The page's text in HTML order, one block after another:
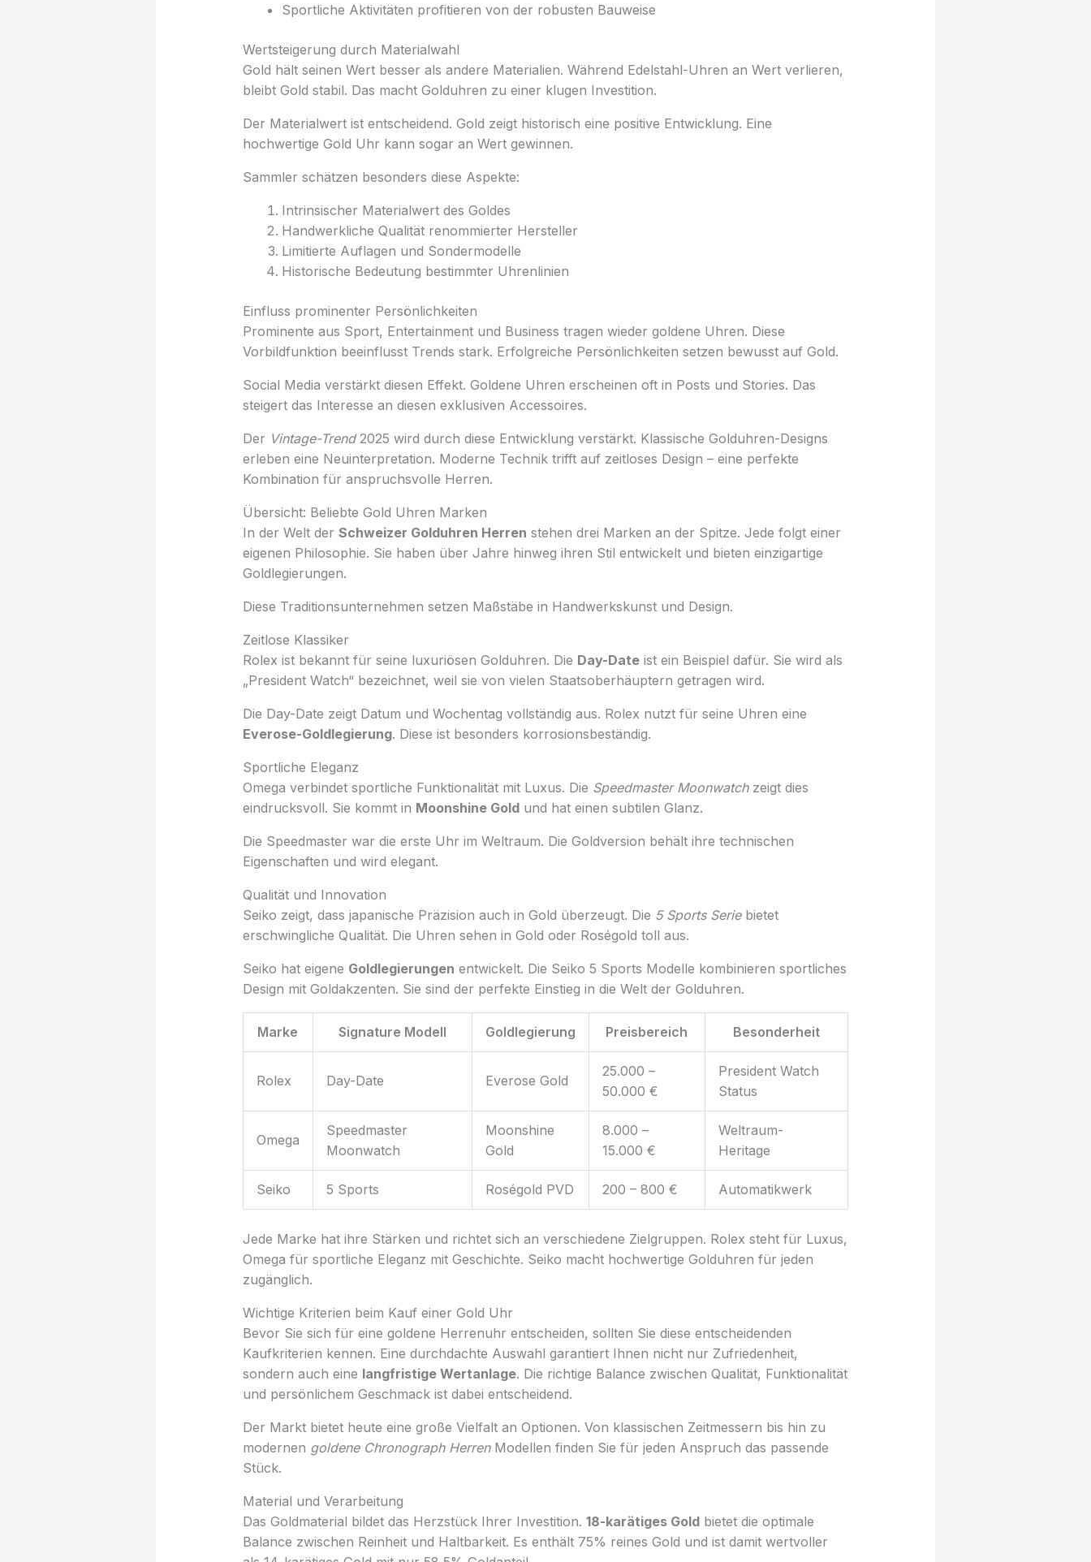
Sportliche Aktivitäten profitieren von der robusten Bauweise
Wertsteigerung durch Materialwahl
Gold hält seinen Wert besser als andere Materialien. Während Edelstahl-Uhren an Wert verlieren,
bleibt Gold stabil. Das macht Golduhren zu einer klugen Investition.
Der Materialwert ist entscheidend. Gold zeigt historisch eine positive Entwicklung. Eine
hochwertige Gold Uhr kann sogar an Wert gewinnen.
Sammler schätzen besonders diese Aspekte:
Intrinsischer Materialwert des Goldes
Handwerkliche Qualität renommierter Hersteller
Limitierte Auflagen und Sondermodelle
Historische Bedeutung bestimmter Uhrenlinien
Einfluss prominenter Persönlichkeiten
Prominente aus Sport, Entertainment und Business tragen wieder goldene Uhren. Diese
Vorbildfunktion beeinflusst Trends stark. Erfolgreiche Persönlichkeiten setzen bewusst auf Gold.
Social Media verstärkt diesen Effekt. Goldene Uhren erscheinen oft in Posts und Stories. Das
steigert das Interesse an diesen exklusiven Accessoires.
Der Vintage-Trend2025 wird durch diese Entwicklung verstärkt. Klassische Golduhren-Designs
erleben eine Neuinterpretation. Moderne Technik trifft auf zeitloses Design – eine perfekte
Kombination für anspruchsvolle Herren.
Übersicht: Beliebte Gold Uhren Marken
In der Welt der Schweizer Golduhren Herren stehen drei Marken an der Spitze. Jede folgt einer
eigenen Philosophie. Sie haben über Jahre hinweg ihren Stil entwickelt und bieten einzigartige
Goldlegierungen.
Diese Traditionsunternehmen setzen Maßstäbe in Handwerkskunst und Design.
Zeitlose Klassiker
Rolex ist bekannt für seine luxuriösen Golduhren. Die Day-Dateist ein Beispiel dafür. Sie wird als
„President Watch“ bezeichnet, weil sie von vielen Staatsoberhäuptern getragen wird.
Die Day-Date zeigt Datum und Wochentag vollständig aus. Rolex nutzt für seine Uhren eine
Everose-Goldlegierung. Diese ist besonders korrosionsbeständig.
Sportliche Eleganz
Omega verbindet sportliche Funktionalität mit Luxus. Die Speedmaster Moonwatchzeigt dies
eindrucksvoll. Sie kommt in Moonshine Goldund hat einen subtilen Glanz.
Die Speedmaster war die erste Uhr im Weltraum. Die Goldversion behält ihre technischen
Eigenschaften und wird elegant.
Qualität und Innovation
Seiko zeigt, dass japanische Präzision auch in Gold überzeugt. Die 5 Sports Seriebietet
erschwingliche Qualität. Die Uhren sehen in Gold oder Roségold toll aus.
Seiko hat eigene Goldlegierungen entwickelt. Die Seiko 5 Sports Modelle kombinieren sportliches
Design mit Goldakzenten. Sie sind der perfekte Einstieg in die Welt der Golduhren.
Marke Signature Modell Goldlegierung Preisbereich Besonderheit
Rolex Day-Date Everose Gold
25.000 –
50.000 €
President Watch
Status
Omega
Speedmaster
Moonwatch
Moonshine
Gold
8.000 –
15.000 €
Weltraum-
Heritage
Seiko 5 Sports Roségold PVD 200 – 800 € Automatikwerk
Jede Marke hat ihre Stärken und richtet sich an verschiedene Zielgruppen. Rolex steht für Luxus,
Omega für sportliche Eleganz mit Geschichte. Seiko macht hochwertige Golduhren für jeden
zugänglich.
Wichtige Kriterien beim Kauf einer Gold Uhr
Bevor Sie sich für eine goldene Herrenuhr entscheiden, sollten Sie diese entscheidenden
Kaufkriterien kennen. Eine durchdachte Auswahl garantiert Ihnen nicht nur Zufriedenheit,
sondern auch eine langfristige Wertanlage. Die richtige Balance zwischen Qualität, Funktionalität
und persönlichem Geschmack ist dabei entscheidend.
Der Markt bietet heute eine große Vielfalt an Optionen. Von klassischen Zeitmessern bis hin zu
modernen goldene Chronograph HerrenModellen finden Sie für jeden Anspruch das passende
Stück.
Material und Verarbeitung
Das Goldmaterial bildet das Herzstück Ihrer Investition. 18-karätiges Goldbietet die optimale
Balance zwischen Reinheit und Haltbarkeit. Es enthält 75% reines Gold und ist damit wertvoller